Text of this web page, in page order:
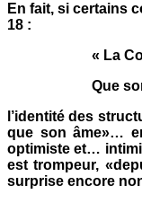
En fait, si certains
18 :
« La
Que
l’identité des
que son âme»…
optimiste et…
est trompeur,
surprise encore